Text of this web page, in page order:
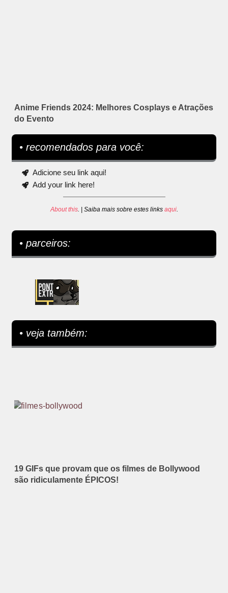
Anime Friends 2024: Melhores Cosplays e Atrações
do Evento
• recomendados para você:
Adicione seu link aqui!
Add your link here!
About this. | Saiba mais sobre estes links aqui.
• parceiros:
• veja também:
19 GIFs que provam que os filmes de Bollywood
são ridiculamente ÉPICOS!